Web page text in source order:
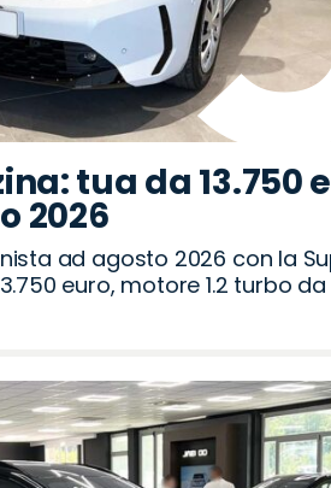
tua da 13.750
2026
ad agosto 2026 con la
euro, motore 1.2 turbo da